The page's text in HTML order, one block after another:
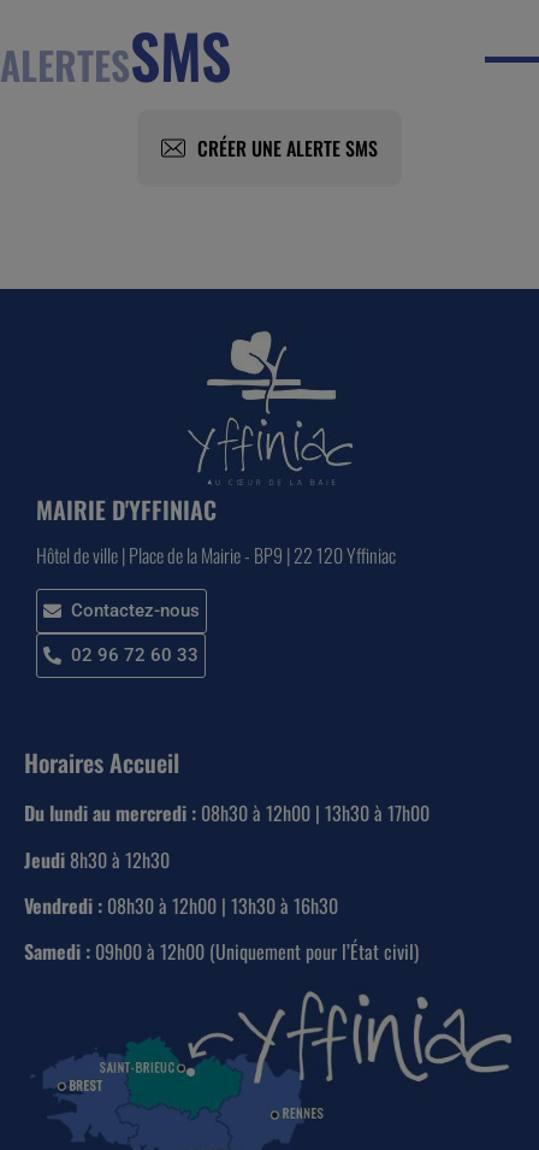
ALERTESSMS
CRÉER UNE ALERTE SMS
MAIRIE D'YFFINIAC
Hôtel de ville | Place de la Mairie - BP9 | 22 120 Yffiniac
Contactez-nous
02 96 72 60 33
Horaires Accueil
Du lundi au mercredi : 08h30 à 12h00 | 13h30 à 17h00
Jeudi 8h30 à 12h30
Vendredi : 08h30 à 12h00 | 13h30 à 16h30
Samedi : 09h00 à 12h00 (Uniquement pour l’État civil)